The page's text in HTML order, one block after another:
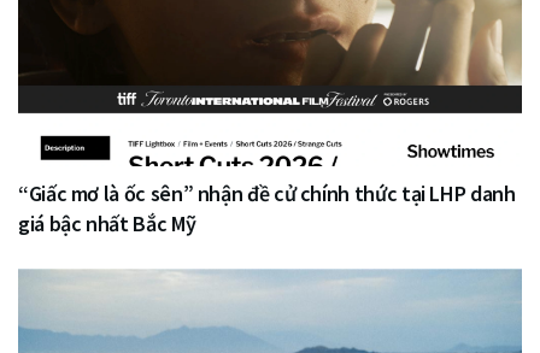
“Giấc mơ là ốc sên” nhận đề cử chính thức tại LHP danh
giá bậc nhất Bắc Mỹ